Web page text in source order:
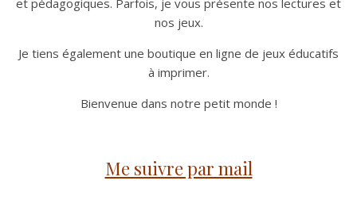
et pédagogiques. Parfois, je vous présente nos lectures et
nos jeux.
Je tiens également une boutique en ligne de jeux éducatifs
à imprimer.
Bienvenue dans notre petit monde !
Me suivre par mail